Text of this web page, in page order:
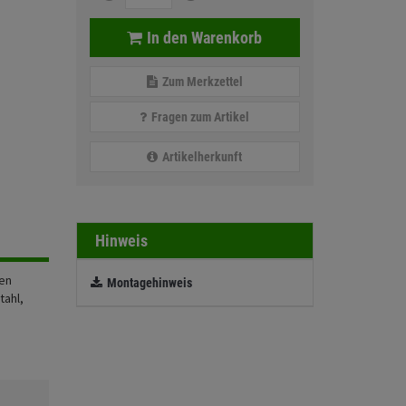
In den Warenkorb
Zum Merkzettel
Fragen zum Artikel
Artikelherkunft
Hinweis
Montagehinweis